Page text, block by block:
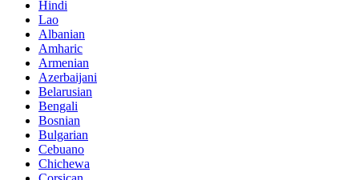
Hindi
Lao
Albanian
Amharic
Armenian
Azerbaijani
Belarusian
Bengali
Bosnian
Bulgarian
Cebuano
Chichewa